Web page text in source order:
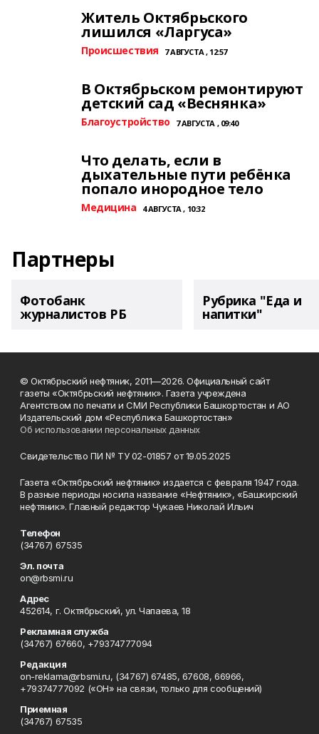
Житель Октябрьского
лишился «Ларгуса»
Происшествия 7 АВГУСТА , 12:57
В Октябрьском ремонтируют
детский сад «Веснянка»
Благоустройство 7 АВГУСТА , 09:40
Что делать, если в
дыхательные пути ребёнка
попало инородное тело
Медицина 4 АВГУСТА , 10:32
Партнеры
Фотобанк
журналистов РБ
Рубрика "Еда и
напитки"
© Октябрьский нефтяник, 2011—2026. Официальный сайт
газеты «Октябрьский нефтяник». Газета учреждена
Агентством по печати и СМИ Республики Башкортостан и АО
Издательский дом «Республика Башкортостан»
Об использовании персональных данных
Свидетельство ПИ № ТУ 02-01857 от 19.05.2025
Газета «Октябрьский нефтяник» издается с февраля 1947 года.
В разные периоды носила название «Нефтяник», «Башкирский
нефтяник». Главный редактор Чукаев Николай Ильич
Телефон
(34767) 67535
Эл. почта
on@rbsmi.ru
Адрес
452614, г. Октябрьский, ул. Чапаева, 18
Рекламная служба
(34767) 67660, +79374777094
Редакция
on-reklama@rbsmi.ru, (34767) 67485, 67608, 66966,
+79374777092 («ОН» на связи, только для сообщений)
Приемная
(34767) 67535